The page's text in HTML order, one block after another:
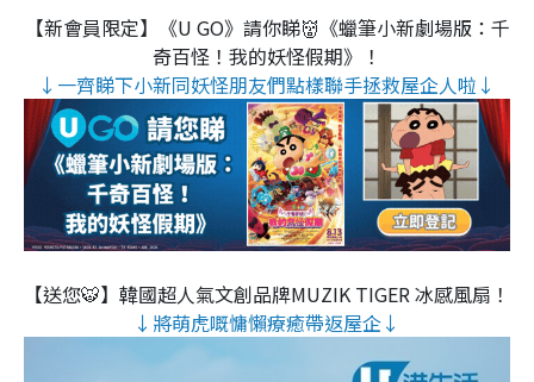
【新會員限定】《U GO》請你睇👹《蠟筆小新劇場版：千
奇百怪！我的妖怪假期》！
↓一齊睇下小新同妖怪朋友們點樣聯手拯救屋企人啦↓
【送您🐯】韓國超人氣文創品牌MUZIK TIGER 冰感風扇！
↓將萌虎嘅慵懶療癒帶返屋企↓